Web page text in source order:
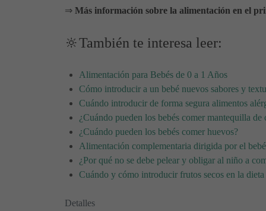
⇒ Más información sobre la alimentación en el
🔆También te interesa leer:
Alimentación para Bebés de 0 a 1 Años
Cómo introducir a un bebé nuevos sabores y
Cuándo introducir de forma segura alimentos
¿Cuándo pueden los bebés comer mantequilla de
¿Cuándo pueden los bebés comer huevos?
Alimentación complementaria dirigida por el bebé
¿Por qué no se debe pelear y obligar al niño a
Cuándo y cómo introducir frutos secos en la dieta
Detalles